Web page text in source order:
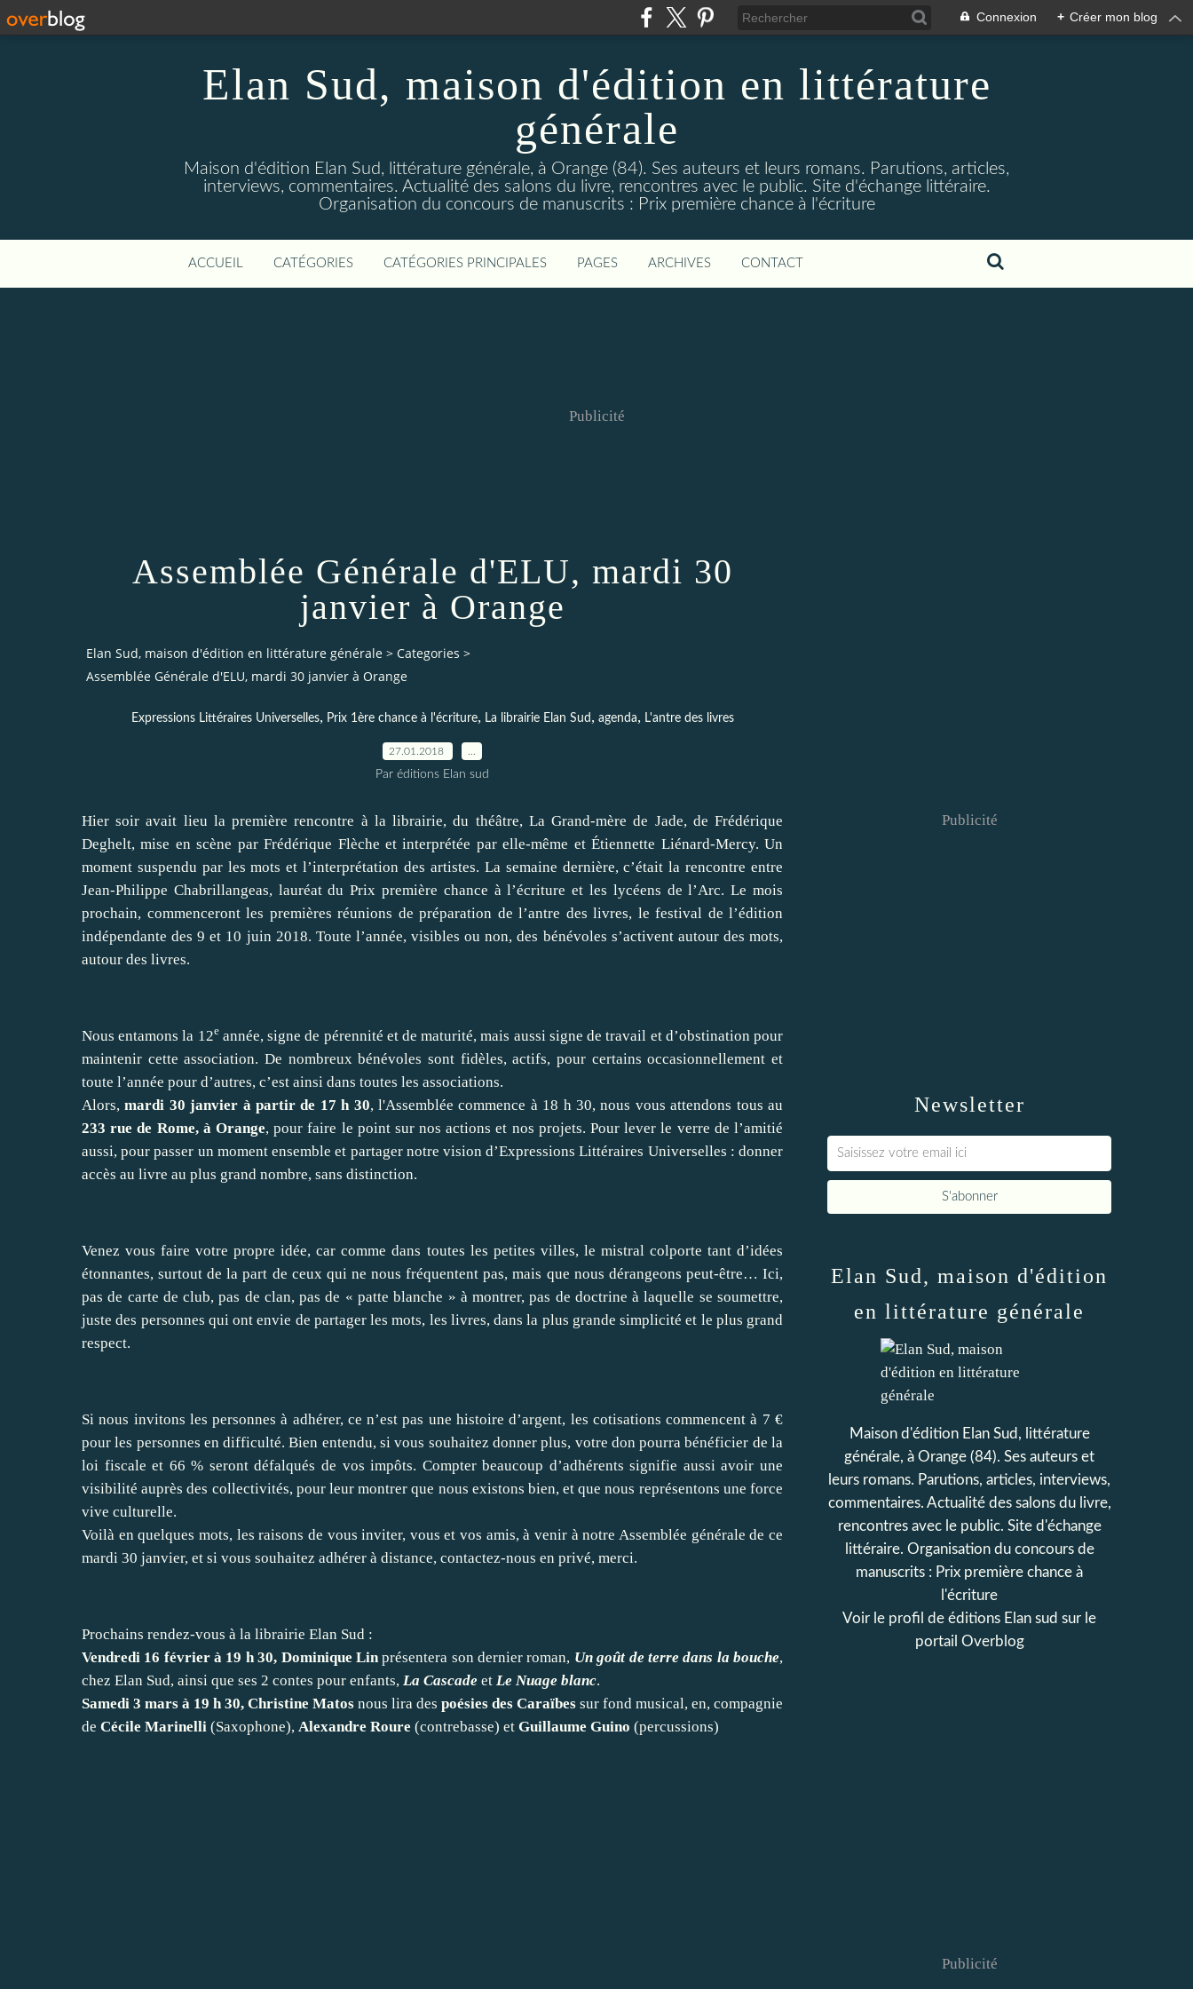
Connexion + Créer mon blog
Elan Sud, maison d'édition en littérature
générale
Maison d'édition Elan Sud, littérature générale, à Orange (84). Ses auteurs et leurs romans. Parutions, articles,
interviews, commentaires. Actualité des salons du livre, rencontres avec le public. Site d'échange littéraire.
Organisation du concours de manuscrits : Prix première chance à l'écriture
ACCUEIL CATÉGORIES CATÉGORIES PRINCIPALES PAGES ARCHIVES CONTACT
Publicité
Assemblée Générale d'ELU, mardi 30
janvier à Orange
Elan Sud, maison d'édition en littérature générale > Categories >
Assemblée Générale d'ELU, mardi 30 janvier à Orange
Expressions Littéraires Universelles, Prix 1ère chance à l'écriture, La librairie Elan Sud , agenda, L'antre des livres
27.01.2018
Par éditions Elan sud
Hier soir avait lieu la première rencontre à la librairie, du théâtre, La Grand-mère de Jade, de Frédérique
Deghelt, mise en scène par Frédérique Flèche et interprétée par elle-même et Étiennette Liénard-Mercy. Un
moment suspendu par les mots et l’interprétation des artistes. La semaine dernière, c’était la rencontre entre
Jean-Philippe Chabrillangeas, lauréat du Prix première chance à l’écriture et les lycéens de l’Arc. Le mois
prochain, commenceront les premières réunions de préparation de l’antre des livres, le festival de l’édition
indépendante des 9 et 10 juin 2018. Toute l’année, visibles ou non, des bénévoles s’activent autour des mots,
autour des livres.
Nous entamons la 12eannée, signe de pérennité et de maturité, mais aussi signe de travail et d’obstination pour
maintenir cette association. De nombreux bénévoles sont fidèles, actifs, pour certains occasionnellement et
toute l’année pour d’autres, c’est ainsi dans toutes les associations.
Alors,mardi 30 janvier à partir de 17 h 30, l'Assemblée commence à 18 h 30, nous vous attendons tous au
233 rue de Rome, à Orange, pour faire le point sur nos actions et nos projets. Pour lever le verre de l’amitié
aussi, pour passer un moment ensemble et partager notre vision d’Expressions Littéraires Universelles : donner
accès au livre au plus grand nombre, sans distinction.
Venez vous faire votre propre idée, car comme dans toutes les petites villes, le mistral colporte tant d’idées
étonnantes, surtout de la part de ceux qui ne nous fréquentent pas, mais que nous dérangeons peut-être… Ici,
pas de carte de club, pas de clan, pas de « patte blanche » à montrer, pas de doctrine à laquelle se soumettre,
juste des personnes qui ont envie de partager les mots, les livres, dans la plus grande simplicité et le plus grand
respect.
Si nous invitons les personnes à adhérer, ce n’est pas une histoire d’argent, les cotisations commencent à 7 €
pour les personnes en difficulté. Bien entendu, si vous souhaitez donner plus, votre don pourra bénéficier de la
loi fiscale et 66 % seront défalqués de vos impôts. Compter beaucoup d’adhérents signifie aussi avoir une
visibilité auprès des collectivités, pour leur montrer que nous existons bien, et que nous représentons une force
vive culturelle.
Voilà en quelques mots, les raisons de vous inviter, vous et vos amis, à venir à notre Assemblée générale de ce
mardi 30 janvier, et si vous souhaitez adhérer à distance, contactez-nous en privé, merci.
Prochains rendez-vous à la librairie Elan Sud :
Vendredi 16 février à 19 h 30, Dominique Linprésentera son dernier roman, Un goût de terre dans la bouche,
chez Elan Sud, ainsi que ses 2 contes pour enfants, La Cascade et Le Nuage blanc.
Samedi 3 mars à 19 h 30, Christine Matos nous lira des poésies des Caraïbes sur fond musical, en, compagnie
de Cécile Marinelli (Saxophone), Alexandre Roure (contrebasse) et Guillaume Guino (percussions)
Newsletter
Publicité
Elan Sud, maison d'édition
en littérature générale
Maison d'édition Elan Sud, littérature
générale, à Orange (84). Ses auteurs et
leurs romans. Parutions, articles, interviews,
commentaires. Actualité des salons du livre,
rencontres avec le public. Site d'échange
littéraire. Organisation du concours de
manuscrits : Prix première chance à
l'écriture
Voir le profil de éditions Elan sud sur le
portail Overblog
Publicité